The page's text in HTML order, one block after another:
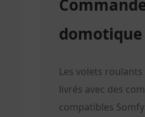
domotique
Les volets
livrés avec des
compatibles